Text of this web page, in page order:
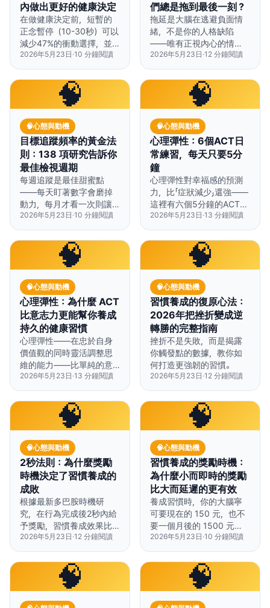
內做出更好的健康決定
在做健康決定前，短暫的
正念暫停（10-30秒）可以
減少47%的衝動選擇，並
改善長期習慣養成。
2026年5月23日 ·10 分鐘閱讀
們總是拖到最後一刻？
拖延是大腦在逃避負面情
緒，不是你的人格缺陷
——唯有正視內心的情
緒，才能真正打破拖延的
惡性循環。
2026年5月23日 ·12 分鐘閱讀
🧠
🧠心態與動機
目標追蹤頻率的黃金法
則：138 項研究告訴你
最佳檢視週期
每週追蹤是最佳甜蜜點
——每天盯著數字會磨掉
動力，每月才看一次則讓
目標悄悄失控。
2026年5月23日 ·10 分鐘閱讀
🧠
🧠心態與動機
心理彈性：6個ACT日
常練習，每天只要5分
鐘
心理彈性對幸福感的預測
力，比「症狀減少」還強——
這裡有六個5分鐘的ACT練
習，讓你每天都能訓練。
2026年5月23日 ·13 分鐘閱讀
🧠
🧠心態與動機
心理彈性：為什麼 ACT
比意志力更能幫你養成
持久的健康習慣
心理彈性——在忠於自身
價值觀的同時靈活調整思
維的能力——比單純的意
志力或動機更能預測長期
健康行為的成功。
2026年5月23日 ·13 分鐘閱讀
🧠
🧠心態與動機
習慣養成的復原心法：
2026年把挫折變成逆
轉勝的完整指南
挫折不是失敗，而是揭露
你觸發點的數據，教你如
何打造更強韌的習慣。
2026年5月23日 ·12 分鐘閱讀
🧠
🧠心態與動機
2秒法則：為什麼獎勵
時機決定了習慣養成的
成敗
根據最新多巴胺時機研
究，在行為完成後2秒內給
予獎勵，習慣養成效果比
延遲獎勵強3倍。
2026年5月23日 ·12 分鐘閱讀
🧠
🧠心態與動機
習慣養成的獎勵時機：
為什麼小而即時的獎勵
比大而延遲的更有效
養成習慣時，你的大腦寧
可要現在的 150 元，也不
要一個月後的 1500 元
——時機比獎勵大小更重
要。
2026年5月23日 ·10 分鐘閱讀
🧠 🧠